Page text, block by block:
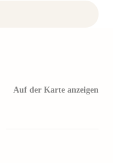
Auf der Karte anzeigen